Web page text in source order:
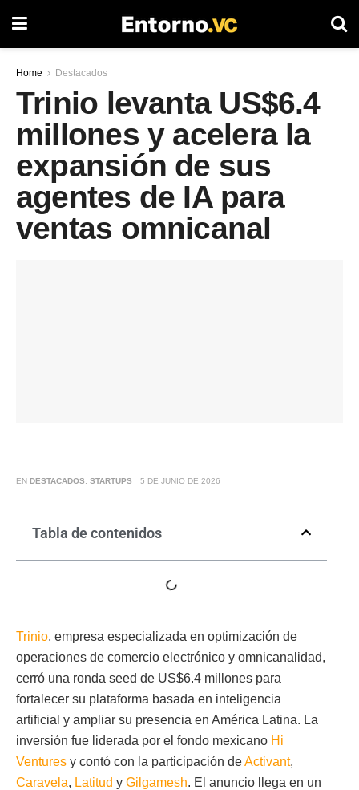
Home Destacados
Trinio levanta US$6.4
millones y acelera la
expansión de sus
agentes de IA para
ventas omnicanal
EN DESTACADOS STARTUPS 5 DE JUNIO DE 2026
Tabla de contenidos
Trinio, empresa especializada en optimización de
operaciones de comercio electrónico y omnicanalidad,
cerró una ronda seed de US$6.4 millones para
fortalecer su plataforma basada en inteligencia
artificial y ampliar su presencia en América Latina. La
inversión fue liderada por el fondo mexicano Hi
Ventures y contó con la participación deActivant,
Caravela, Latitud y Gilgamesh. El anuncio llega en un